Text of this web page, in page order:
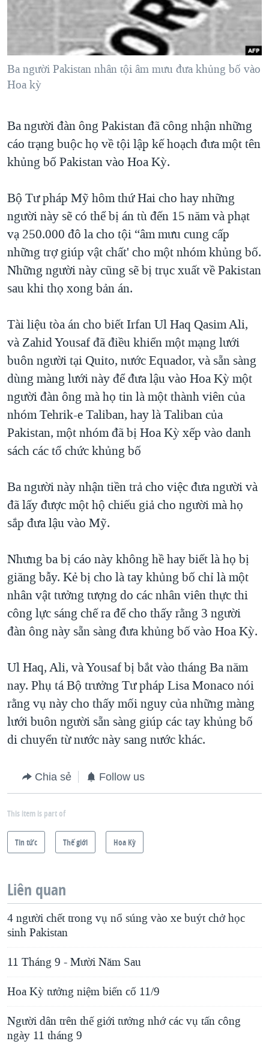
"Tìm"
NGƯỜI VIỆT HẢI NGOẠI
KINH TẾ
KHOA HỌC
VĂN HOÁ
THỂ THAO
GIÁO DỤC
HÀNH TRÌNH BẦU CỬ 2024
MỘT NĂM CHIẾN TRANH TẠI DẢI GAZA
GIẢI MÃ VÀNH ĐAI & CON ĐƯỜNG
NGÀY TỊ NẠN THẾ GIỚI
GROUND ZERO – XƯA VÀ NAY
CHI PHÍ CHIẾN TRANH AFGHANISTAN
THƯỢNG ĐỈNH TRUMP-KIM TẠI VIỆT NAM
TRỊNH VĨNH BÌNH VS. CHÍNH PHỦ VIỆT NAM
NGƯ DÂN VIỆT VÀ LÀN SÓNG TRỘM HẢI SÂM
BÊN KIA QUỐC LỘ: TIẾNG VỌNG TỪ NÔNG THÔN MỸ
QUAN HỆ VIỆT MỸ
VIDEO
MẠNG XÃ HỘI
Ngôn ngữ khác
Ba người Pakistan nhân tội âm mưu đưa khủng bố vào
Hoa kỳ
Ba người đàn ông Pakistan đã công nhận những
cáo trạng buộc họ về tội lập kế hoạch đưa một tên
khủng bố Pakistan vào Hoa Kỳ.
Bộ Tư pháp Mỹ hôm thứ Hai cho hay những
người này sẽ có thể bị án tù đến 15 năm và phạt
vạ 250.000 đô la cho tội “âm mưu cung cấp
những trợ giúp vật chất' cho một nhóm khủng bố.
Những người này cũng sẽ bị trục xuất về Pakistan
sau khi thọ xong bản án.
Tài liệu tòa án cho biết Irfan Ul Haq Qasim Ali,
và Zahid Yousaf đã điều khiển một mạng lưới
buôn người tại Quito, nước Equador, và sẵn sàng
dùng màng lưới này để đưa lậu vào Hoa Kỳ một
người đàn ông mà họ tin là một thành viên của
nhóm Tehrik-e Taliban, hay là Taliban của
Pakistan, một nhóm đã bị Hoa Kỳ xếp vào danh
sách các tổ chức khủng bố
Ba người này nhận tiền trả cho việc đưa người và
đã lấy được một hộ chiếu giả cho người mà họ
sắp đưa lậu vào Mỹ.
Nhưng ba bị cáo này không hề hay biết là họ bị
giăng bẫy. Kẻ bị cho là tay khủng bố chỉ là một
nhân vật tưởng tượng do các nhân viên thực thi
công lực sáng chế ra để cho thấy rằng 3 người
đàn ông này sẵn sàng đưa khủng bố vào Hoa Kỳ.
Ul Haq, Ali, và Yousaf bị bắt vào tháng Ba năm
nay. Phụ tá Bộ trưởng Tư pháp Lisa Monaco nói
rằng vụ này cho thấy mối nguy của những màng
lưới buôn người sẵn sàng giúp các tay khủng bố
di chuyển từ nước này sang nước khác.
Chia sẻ Follow us
This item is part of
Tin tức Thế giới Hoa Kỳ
Liên quan
4 người chết trong vụ nổ súng vào xe buýt chở học
sinh Pakistan
11 Tháng 9 - Mười Năm Sau
Hoa Kỳ tưởng niệm biến cố 11/9
Người dân trên thế giới tưởng nhớ các vụ tấn công
ngày 11 tháng 9